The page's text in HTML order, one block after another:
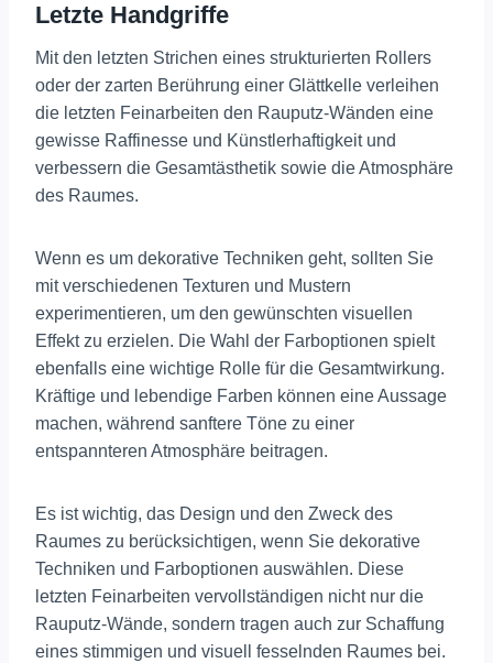
Letzte Handgriffe
Mit den letzten Strichen eines strukturierten Rollers
oder der zarten Berührung einer Glättkelle verleihen
die letzten Feinarbeiten den Rauputz-Wänden eine
gewisse Raffinesse und Künstlerhaftigkeit und
verbessern die Gesamtästhetik sowie die Atmosphäre
des Raumes.
Wenn es um dekorative Techniken geht, sollten Sie
mit verschiedenen Texturen und Mustern
experimentieren, um den gewünschten visuellen
Effekt zu erzielen. Die Wahl der Farboptionen spielt
ebenfalls eine wichtige Rolle für die Gesamtwirkung.
Kräftige und lebendige Farben können eine Aussage
machen, während sanftere Töne zu einer
entspannteren Atmosphäre beitragen.
Es ist wichtig, das Design und den Zweck des
Raumes zu berücksichtigen, wenn Sie dekorative
Techniken und Farboptionen auswählen. Diese
letzten Feinarbeiten vervollständigen nicht nur die
Rauputz-Wände, sondern tragen auch zur Schaffung
eines stimmigen und visuell fesselnden Raumes bei.